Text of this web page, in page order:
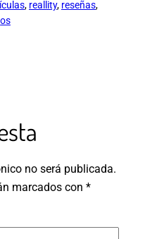
, reallity, reseñas
no será publicada.
marcados con *